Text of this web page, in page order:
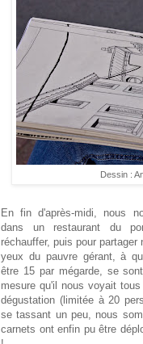
Dessin :
En fin d'après-midi, nous
dans un restaurant du
réchauffer, puis pour
yeux du pauvre gérant, à
être 15 par mégarde, se
mesure qu'il nous voyait
dégustation (limitée à 20
se tassant un peu, nous
carnets ont enfin pu être